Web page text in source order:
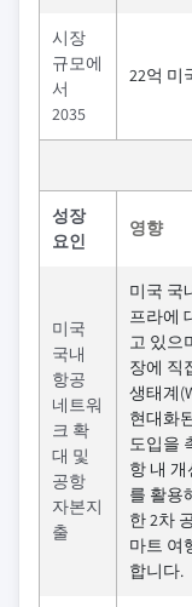
시장
규모에
서
2035
22억 미
성장
요인
영향
미국
국내
항공
네트워
크 확
대 및
공항
자본지
출
미국 국
프라에
고 있으
장에 직
생태계
현대화
도입을
항 내
를 활용
한 2차
마트 여
합니다.